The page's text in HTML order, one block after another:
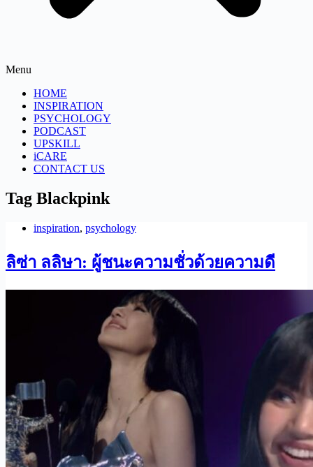
Menu
HOME
INSPIRATION
PSYCHOLOGY
PODCAST
UPSKILL
iCARE
CONTACT US
Tag Blackpink
inspiration, psychology
ลิซ่า ลลิษา: ผู้ชนะความชั่วด้วยความดี